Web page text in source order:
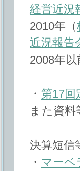
経営近況
2010年（
近況報告
2008年
・ 第17回
また資
決算短信
・ マーベ